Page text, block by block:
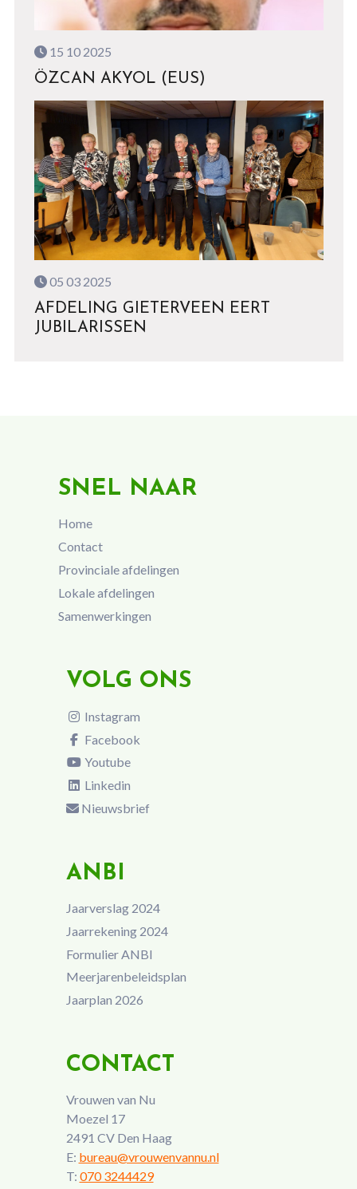
15 10 2025
ÖZCAN AKYOL (EUS)
05 03 2025
AFDELING GIETERVEEN EERT
JUBILARISSEN
SNEL NAAR
Home
Contact
Provinciale afdelingen
Lokale afdelingen
Samenwerkingen
VOLG ONS
Instagram
Facebook
Youtube
Linkedin
Nieuwsbrief
ANBI
Jaarverslag 2024
Jaarrekening 2024
Formulier ANBI
Meerjarenbeleidsplan
Jaarplan 2026
CONTACT
Vrouwen van Nu
Moezel 17
2491 CV Den Haag
E: bureau@vrouwenvannu.nl
T: 070 3244429